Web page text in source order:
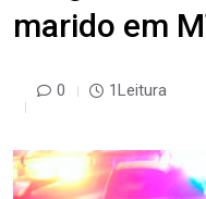
marido em
0 1Leitura